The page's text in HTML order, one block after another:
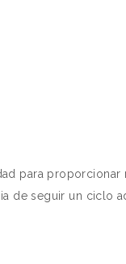
para
de seguir un ciclo